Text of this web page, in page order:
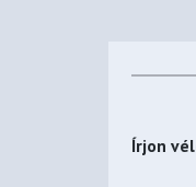
Írjon